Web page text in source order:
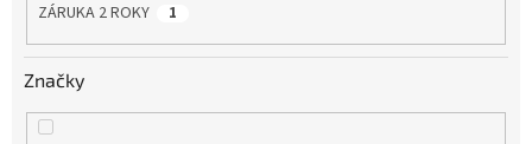
ZÁRUKA 2 ROKY 1
Značky